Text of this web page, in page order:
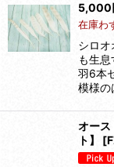
5,000
在庫わ
シロ
も生
羽6本
模様
オース
ト】
[